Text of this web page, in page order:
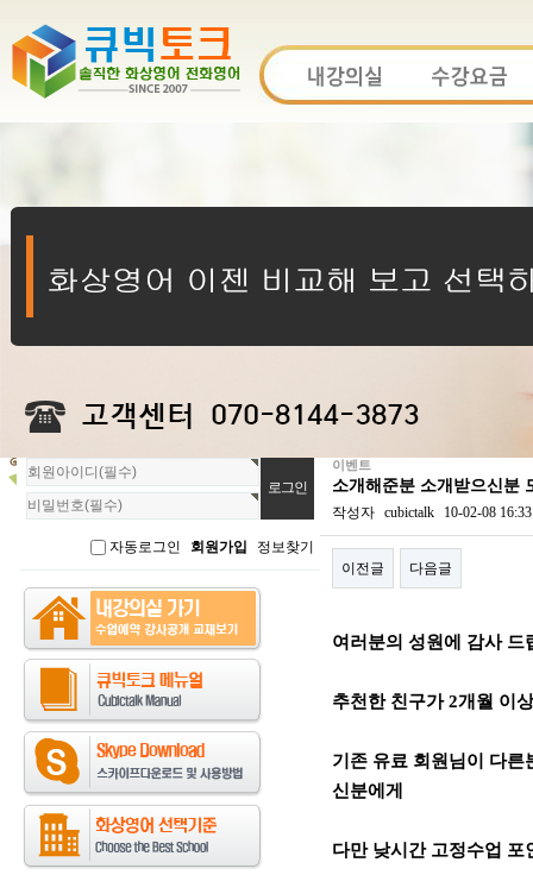
회
원
로
자동로그인 회원가입 정보찾기
이벤트
소개해준분 소개받으신분
작성자 cubictalk 10-02-08 16:33
이전글 다음글
여러분의 성원에 감사 드
추천한 친구가 2개월 이
기존 유료 회원님이 다
신분에게
다만 낮시간 고정수업 포